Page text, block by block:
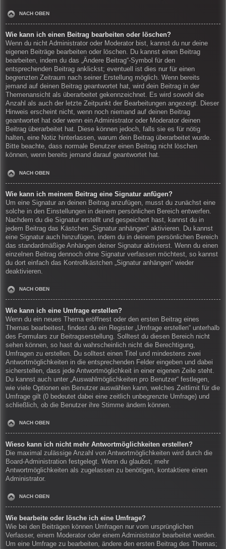
NACH OBEN
Wie kann ich einen Beitrag bearbeiten oder löschen?
Wenn du nicht Administrator oder Moderator bist, kannst du nur deine
eigenen Beiträge bearbeiten oder löschen. Du kannst einen Beitrag
bearbeiten, indem du das „Ändere Beitrag“-Symbol für den
entsprechenden Beitrag anklickst; eventuell ist dies nur für einen
begrenzten Zeitraum nach seiner Erstellung möglich. Wenn bereits
jemand auf deinen Beitrag geantwortet hat, wird dein Beitrag in der
Themenansicht als überarbeitet gekennzeichnet. Es wird sowohl die
Anzahl als auch der letzte Zeitpunkt der Bearbeitungen angezeigt. Dieser
Hinweis erscheint nicht, wenn noch niemand auf deinen Beitrag
geantwortet hat oder wenn ein Administrator oder Moderator deinen
Beitrag überarbeitet hat. Diese können jedoch, falls sie es für nötig
halten, eine Notiz hinterlassen, warum dein Beitrag überarbeitet wurde.
Bitte beachte, dass normale Benutzer einen Beitrag nicht löschen
können, wenn bereits jemand darauf geantwortet hat.
NACH OBEN
Wie kann ich meinem Beitrag eine Signatur anfügen?
Um eine Signatur an deinen Beitrag anzufügen, musst du zunächst eine
solche in den Einstellungen in deinem persönlichen Bereich entwerfen.
Nachdem du die Signatur erstellt und gespeichert hast, kannst du in
jedem Beitrag das Kästchen „Signatur anhängen“ aktivieren. Du kannst
eine Signatur auch hinzufügen, indem du in deinem persönlichen Bereich
das standardmäßige Anhängen deiner Signatur aktivierst. Wenn du einen
einzelnen Beitrag dennoch ohne Signatur verfassen möchtest, so kannst
du dort einfach das Kontrollkästchen „Signatur anhängen“ wieder
deaktivieren.
NACH OBEN
Wie kann ich eine Umfrage erstellen?
Wenn du ein neues Thema eröffnest oder den ersten Beitrag eines
Themas bearbeitest, findest du ein Register „Umfrage erstellen“ unterhalb
des Formulars zur Beitragserstellung. Solltest du diesen Bereich nicht
sehen können, so hast du wahrscheinlich nicht die Berechtigung,
Umfragen zu erstellen. Du solltest einen Titel und mindestens zwei
Antwortmöglichkeiten in die entsprechenden Felder eingeben und dabei
sicherstellen, dass jede Antwortmöglichkeit in einer eigenen Zeile steht.
Du kannst auch unter „Auswahlmöglichkeiten pro Benutzer“ festlegen,
wie viele Optionen ein Benutzer auswählen kann, welches Zeitlimit für die
Umfrage gilt (0 bedeutet dabei eine zeitlich unbegrenzte Umfrage) und
schließlich, ob die Benutzer ihre Stimme ändern können.
NACH OBEN
Wieso kann ich nicht mehr Antwortmöglichkeiten erstellen?
Die maximal zulässige Anzahl von Antwortmöglichkeiten wird durch die
Board-Administration festgelegt. Wenn du glaubst, mehr
Antwortmöglichkeiten als zugelassen zu benötigen, kontaktiere einen
Administrator.
NACH OBEN
Wie bearbeite oder lösche ich eine Umfrage?
Wie bei den Beiträgen können Umfragen nur vom ursprünglichen
Verfasser, einem Moderator oder einem Administrator bearbeitet werden.
Um eine Umfrage zu bearbeiten, ändere den ersten Beitrag des Themas;